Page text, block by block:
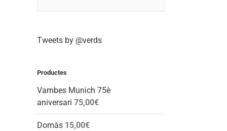
Tweets by @verds
Productes
Vambes Munich 75è
aniversari 75,00€
Domàs 15,00€